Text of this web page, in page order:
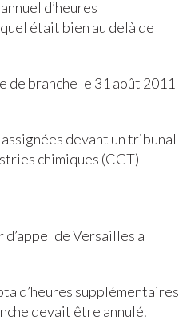
d’heures
était bien au delà de
de branche le 31 août 2011
devant un tribunal
chimiques (CGT)
de Versailles a
d’heures supplémentaires
devait être annulé.